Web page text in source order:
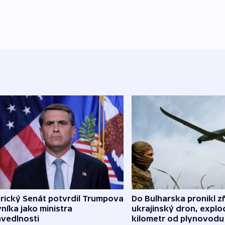
Senát potvrdil Trumpova
jako ministra
Do Bulharska pronikl
ukrajinský dron,
kilometr od plynovodu